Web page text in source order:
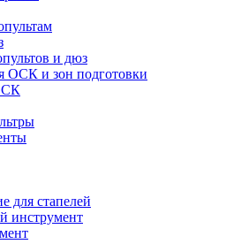
и дюз
ОСК и зон подготовки
для стапелей
инструмент